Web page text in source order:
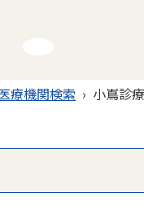
療機関検索 › 小嶌診